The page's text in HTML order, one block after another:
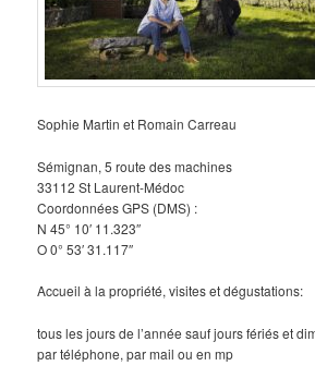
Sophie Martin et Romain Carreau
Sémignan, 5 route des machines
33112 St Laurent-Médoc
Coordonnées GPS (DMS) :
N 45° 10′ 11.323″
O 0° 53′ 31.117″
Accueil à la propriété, visites et dégustations:
tous les jours de l’année sauf jours fériés et
par téléphone, par mail ou en mp